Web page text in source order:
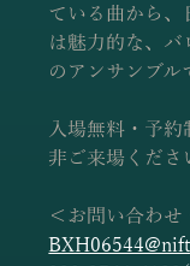
ている曲から、
は魅力的な、
のアンサンブル
入場無料・予約
非ご来場くださ
＜お問い合わせ